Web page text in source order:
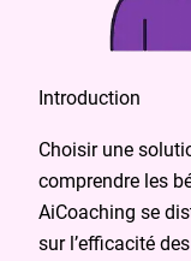
Introduction
Choisir une
comprendre les
AiCoaching se
sur l’efficacité